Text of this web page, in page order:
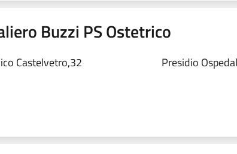
Buzzi PS Ostetrico
Castelvetro,32 Presidio